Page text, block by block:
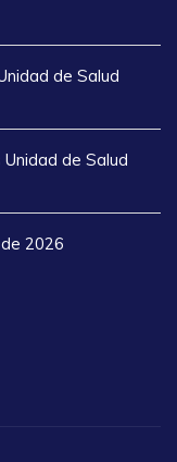
de Salud
de Salud
2026